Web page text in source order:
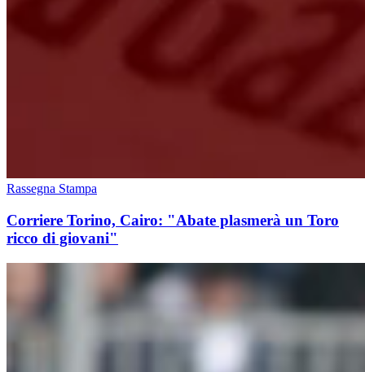
Rassegna Stampa
Corriere Torino, Cairo: "Abate plasmerà un Toro
ricco di giovani"